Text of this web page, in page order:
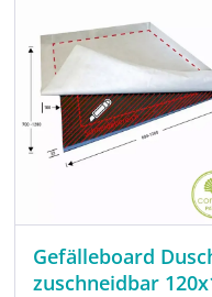
Gefälleboard
zuschneidbar